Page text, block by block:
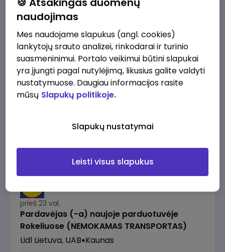
1230 - 1325 €/mėn.
prieš 23 val.
Užsakymų komplektuotojas (-a) Vilniuje
(Gariūnai)
prieš 23 val.
Pardavėjas (-a) naujoje parduotuvėje
Rokeliuose (NEMOKAMAS TRANSPORTAS)
Lidl Lietuva, UAB Kaunas
naudojimas
Mes naudojame slapukus (angl. cookies)
lankytojų srauto analizei, rinkodarai ir turinio
suasmeninimui. Portalo veikimui būtini slapukai
yra įjungti pagal nutylėjimą, likusius galite valdyti
nustatymuose. Daugiau informacijos rasite
mūsų Slapukų politikoje.
Slapukų nustatymai
Leisti visus slapukus